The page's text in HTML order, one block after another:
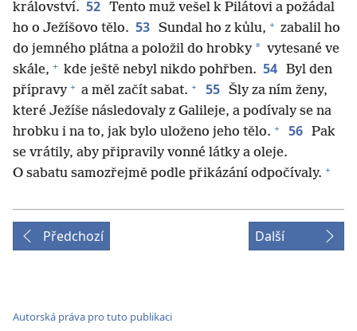
království. 52 Tento muž vešel k Pilátovi a požádal
ho o Ježíšovo tělo. 53 Sundal ho z kůlu, + zabalil ho
do jemného plátna a položil do hrobky * vytesané ve
skále, + kde ještě nebyl nikdo pohřben. 54 Byl den
přípravy + a měl začít sabat. + 55 Šly za ním ženy,
které Ježíše následovaly z Galileje, a podívaly se na
hrobku i na to, jak bylo uloženo jeho tělo. + 56 Pak
se vrátily, aby připravily vonné látky a oleje.
O sabatu samozřejmě podle přikázání odpočívaly. +
Předchozí Další
Autorská práva pro tuto publikaci